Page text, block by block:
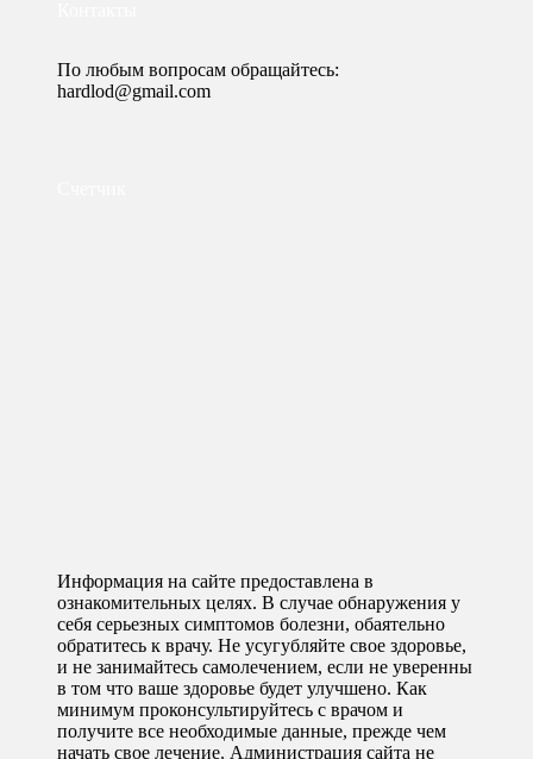
По любым вопросам обращайтесь:
hardlod@gmail.com
Информация на сайте предоставлена в
ознакомительных целях. В случае обнаружения у
себя серьезных симптомов болезни, обаятельно
обратитесь к врачу. Не усугубляйте свое здоровье,
и не занимайтесь самолечением, если не уверенны
в том что ваше здоровье будет улучшено. Как
минимум проконсультируйтесь с врачом и
получите все необходимые данные, прежде чем
начать свое лечение. Администрация сайта не